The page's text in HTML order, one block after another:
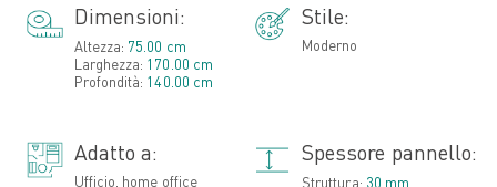
Dimensioni:
Altezza: 75.00 cm
Larghezza: 170.00 cm
Profondità: 140.00 cm
Stile:
Moderno
Adatto a:
Ufficio, home office
Spessore pannello:
Struttura: 30 mm